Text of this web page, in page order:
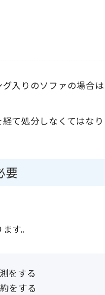
入りのソファの場合
て処分しなくてはなり
要
す。
をする
をする